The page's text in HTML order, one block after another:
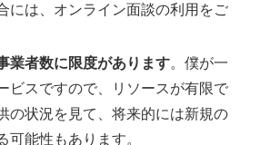
には、オンライン面談の利用をご
業者数に限度があります。僕が一
ビスですので、リソースが有限で
の状況を見て、将来的には新規の
可能性もあります。